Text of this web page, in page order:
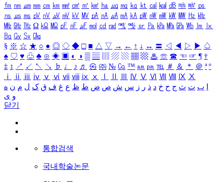
㎙ ㎚ ㎛ ㎜ ㎝ ㎞ ㎟ ㎠ ㎡ ㎢ ㏊ ㎍ ㎎ ㎏ ㏏ ㎈ ㎉ ㏈ ㎧ ㎨ ㎰
㎱ ㎲ ㎳ ㎴ ㎵ ㎶ ㎷ ㎸ ㎹ ㎀ ㎁ ㎂ ㎃ ㎄ ㎺ ㎻ ㎽ ㎾ ㎿ ㎐ ㎑
㎒ ㎓ ㎔ Ω ㏀ ㏁ ㎊ ㎋ ㎌ ㏖ ㏅ ㎭ ㎮ ㎯ ㏛ ㎩ ㎪ ㎫ ㎬ ㏝ ㏐
㏓
㏃ ㏉ ㏜ ㏆
§ ※ ☆ ★ ○ ● ◎ ◇ ◆ □ ■ △ ▽ → ← ↑ ↓ ↔ 〓 ◁ ◀ ▷ ▶ ♤
♠ ♡ ♥ ♧ ♣ ⊙ ◈ ▣ ◐ ◑ ▒ ▤ ▨ ▧ ▦ ▩ ♨ ☏ ☎ ☜ ☞ ¶ †
‡ ↕ ↗ ↙ ↖ ↘ ♭ ♩ ♪ ♬ ㉿ ㈜ № ㏇ ™ ㏂ ㏘ ℡ ＃ ＆ ＊ ＠ ª º
ⅰ
ⅱ ⅲ ⅳ ⅴ ⅵ ⅶ ⅷ ⅸ ⅹ Ⅳ Ⅴ Ⅵ Ⅶ Ⅷ Ⅸ Ⅹ
ب ت ث ج ح خ د ذ ر ز س ش ص ض ط ظ ع غ ف ق ک ل م ن ه
و ی
닫기
통합검색
국내학술논문